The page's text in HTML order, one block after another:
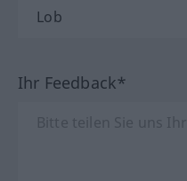
Ihr Feedback*